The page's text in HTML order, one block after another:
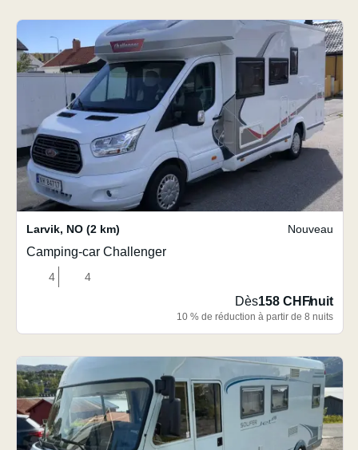
Larvik, NO (2 km) Nouveau
Camping-car Challenger
4 4
Dès158 CHF/nuit
10 % de réduction à partir de 8 nuits